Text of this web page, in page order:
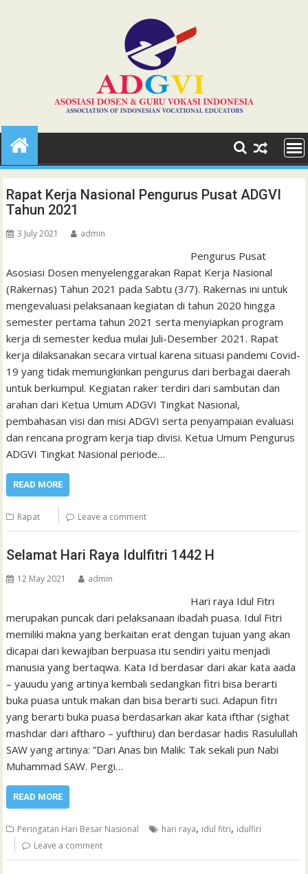
Rapat Kerja Nasional Pengurus Pusat ADGVI
Tahun 2021
3 July 2021 admin
Pengurus Pusat
Asosiasi Dosen menyelenggarakan Rapat Kerja Nasional
(Rakernas) Tahun 2021 pada Sabtu (3/7). Rakernas ini untuk
mengevaluasi pelaksanaan kegiatan di tahun 2020 hingga
semester pertama tahun 2021 serta menyiapkan program
kerja di semester kedua mulai Juli-Desember 2021. Rapat
kerja dilaksanakan secara virtual karena situasi pandemi Covid-
19 yang tidak memungkinkan pengurus dari berbagai daerah
untuk berkumpul. Kegiatan raker terdiri dari sambutan dan
arahan dari Ketua Umum ADGVI Tingkat Nasional,
pembahasan visi dan misi ADGVI serta penyampaian evaluasi
dan rencana program kerja tiap divisi. Ketua Umum Pengurus
ADGVI Tingkat Nasional periode…
READ MORE
Rapat Leave a comment
Selamat Hari Raya Idulfitri 1442 H
12 May 2021 admin
Hari raya Idul Fitri
merupakan puncak dari pelaksanaan ibadah puasa. Idul Fitri
memiliki makna yang berkaitan erat dengan tujuan yang akan
dicapai dari kewajiban berpuasa itu sendiri yaitu menjadi
manusia yang bertaqwa. Kata Id berdasar dari akar kata aada
– yauudu yang artinya kembali sedangkan fitri bisa berarti
buka puasa untuk makan dan bisa berarti suci. Adapun fitri
yang berarti buka puasa berdasarkan akar kata ifthar (sighat
mashdar dari aftharo – yufthiru) dan berdasar hadis Rasulullah
SAW yang artinya: ”Dari Anas bin Malik: Tak sekali pun Nabi
Muhammad SAW. Pergi…
READ MORE
Peringatan Hari Besar Nasional hari raya, idul fitri, idulfiri
Leave a comment